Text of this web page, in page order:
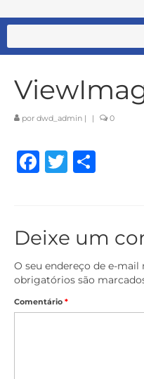
por dwd_admin | | 0
Facebook
Twitter
Deixe um
O seu endereço de e-mail
obrigatórios são
Comentário *